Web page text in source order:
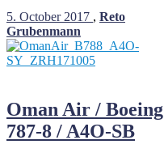
5. October 2017 , Reto
Grubenmann
Oman Air / Boeing
787-8 / A4O-SB